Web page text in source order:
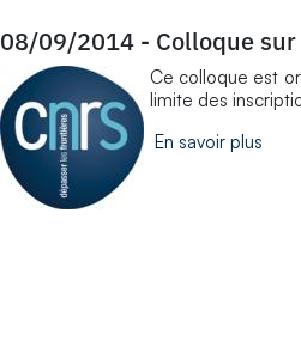
08/09/2014 - Colloque
Ce colloque est
limite des
En savoir plus